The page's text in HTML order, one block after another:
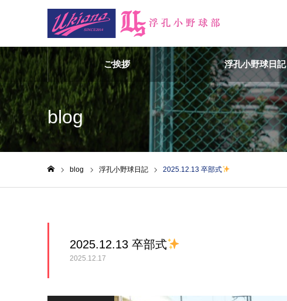
ご挨拶 浮孔小野球日記
blog
blog 浮孔小野球日記 2025.12.13 卒部式
2025.12.13 卒部式
2025.12.17